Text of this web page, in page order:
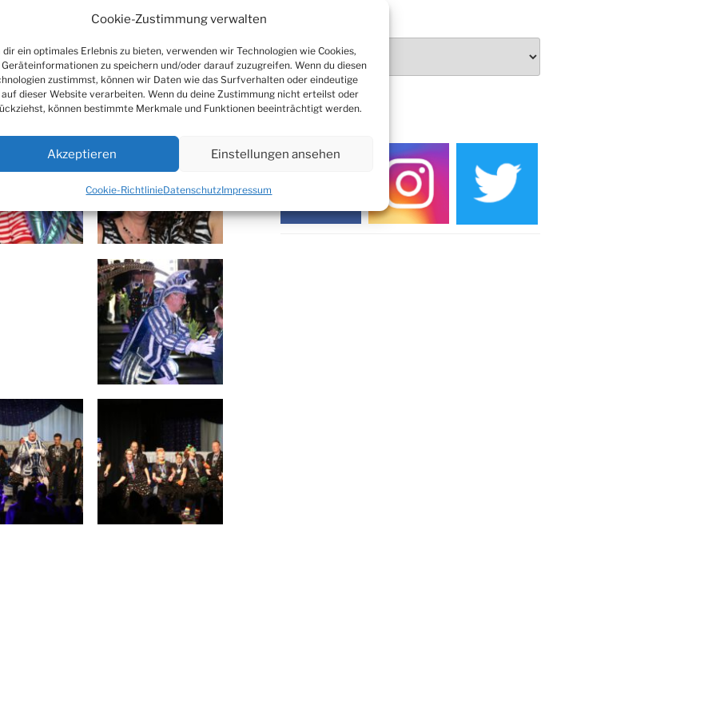
Cookie-Zustimmung verwalten
dir ein optimales Erlebnis zu bieten, verwenden wir Technologien wie Cookies,
zu speichern und/oder darauf zuzugreifen. Wenn du diesen
zustimmst, können wir Daten wie das Surfverhalten oder eindeutige
auf dieser Website verarbeiten. Wenn du deine Zustimmung nicht erteilst oder
können bestimmte Merkmale und Funktionen beeinträchtigt werden.
Akzeptieren Einstellungen ansehen
Cookie-RichtlinieDatenschutzImpressum
19. u. 20.12.
Burg
Archiv
SOZIALE MEDIEN